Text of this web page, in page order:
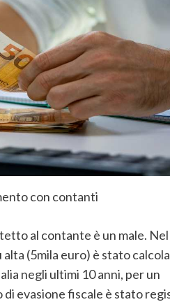
con contanti
al contante è un male.
alta (5mila euro) è stato
negli ultimi 10 anni, per un
di evasione fiscale è stato